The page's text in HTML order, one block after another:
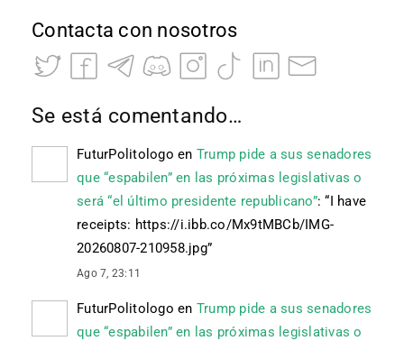
Contacta con nosotros
Se está comentando…
FuturPolitologo en Trump pide a sus senadores
que “espabilen” en las próximas legislativas o
será “el último presidente republicano”: “ I have
receipts: https://i.ibb.co/Mx9tMBCb/IMG-
20260807-210958.jpg”
Ago 7, 23:11
FuturPolitologo en Trump pide a sus senadores
que “espabilen” en las próximas legislativas o